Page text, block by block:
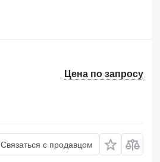
Цена по запросу
Связаться с продавцом